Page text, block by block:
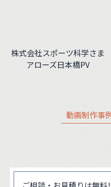
株式会社スポーツ科学さま
アローズ日本橋PV
動画制作事